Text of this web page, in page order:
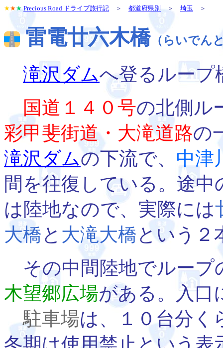
★★★ Precious Road ドライブ旅行記 ＞ 都道府県別＞ 埼玉 ＞
雷電廿六木橋（らいでん
滝沢ダムへ登るループ
国道１４０号の北側ル
彩甲斐街道・大滝道路の
滝沢ダムの下流で、 中津
間を往復している。途中
は陸地なので、実際には
大橋と 大滝大橋という２
その中間陸地でループ
木望郷広場がある。入口
駐車場は、１０台分く